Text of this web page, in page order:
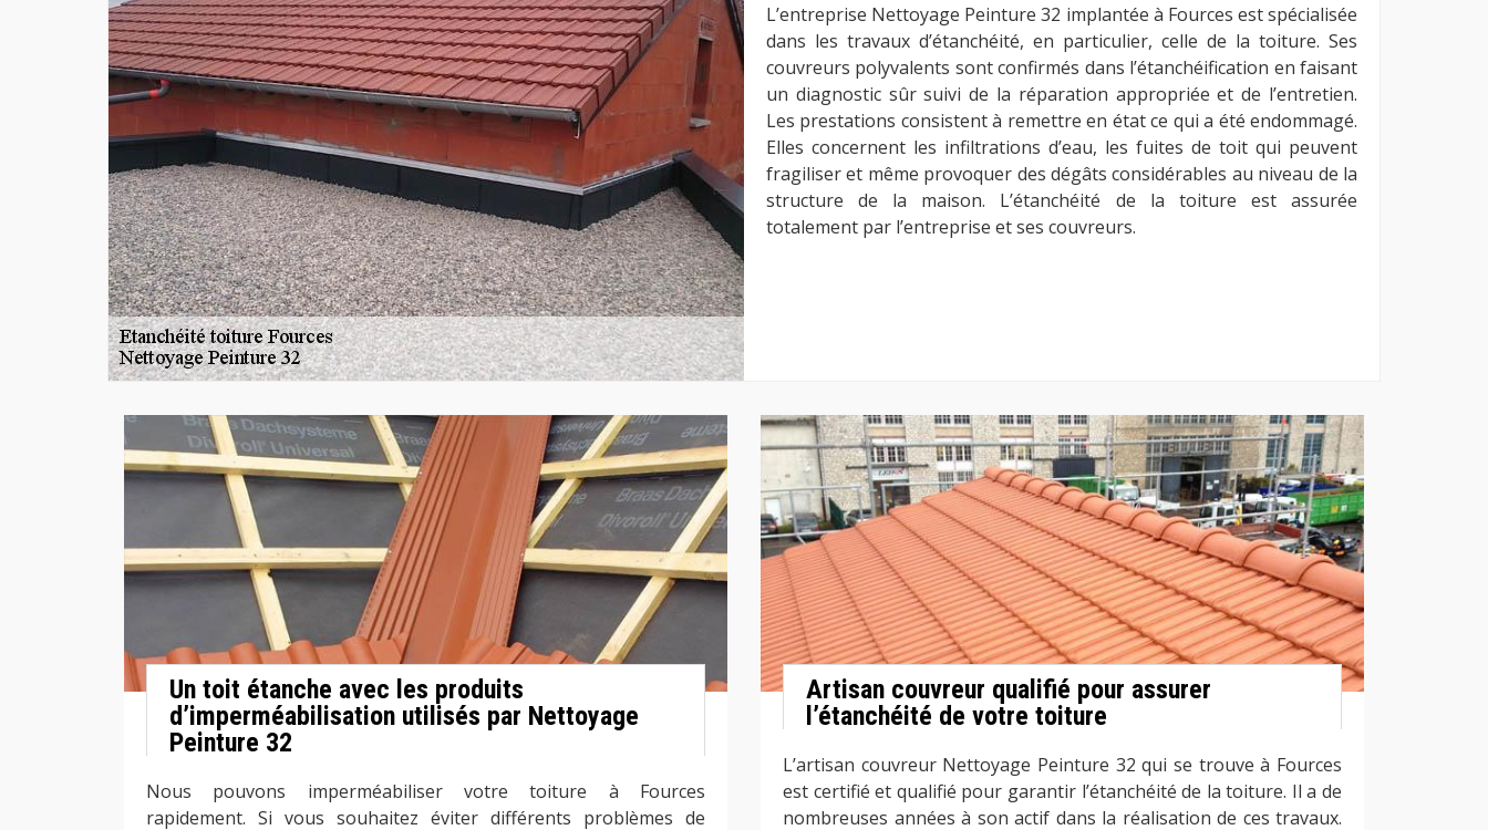
L’entreprise Nettoyage Peinture 32 implantée à Fources est spécialisée
dans les travaux d’étanchéité, en particulier, celle de la toiture. Ses
couvreurs polyvalents sont confirmés dans l’étanchéification en faisant
un diagnostic sûr suivi de la réparation appropriée et de l’entretien.
Les prestations consistent à remettre en état ce qui a été endommagé.
Elles concernent les infiltrations d’eau, les fuites de toit qui peuvent
fragiliser et même provoquer des dégâts considérables au niveau de la
structure de la maison. L’étanchéité de la toiture est assurée
totalement par l’entreprise et ses couvreurs.
Un toit étanche avec les produits
d’imperméabilisation utilisés par Nettoyage
Peinture 32
Nous pouvons imperméabiliser votre toiture à Fources
rapidement. Si vous souhaitez éviter différents problèmes de
Artisan couvreur qualifié pour assurer
l’étanchéité de votre toiture
L’artisan couvreur Nettoyage Peinture 32 qui se trouve à Fources
est certifié et qualifié pour garantir l’étanchéité de la toiture. Il a de
nombreuses années à son actif dans la réalisation de ces travaux.